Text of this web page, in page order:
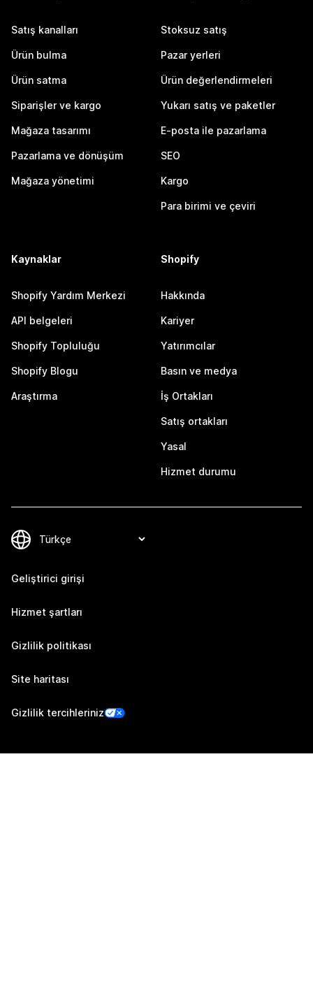
Satış kanalları
Ürün bulma
Ürün satma
Siparişler ve kargo
Mağaza tasarımı
Pazarlama ve dönüşüm
Mağaza yönetimi
Stoksuz satış
Pazar yerleri
Ürün değerlendirmeleri
Yukarı satış ve paketler
E-posta ile pazarlama
SEO
Kargo
Para birimi ve çeviri
Kaynaklar
Shopify Yardım Merkezi
API belgeleri
Shopify Topluluğu
Shopify Blogu
Araştırma
Shopify
Hakkında
Kariyer
Yatırımcılar
Basın ve medya
İş Ortakları
Satış ortakları
Yasal
Hizmet durumu
Geliştirici girişi
Hizmet şartları
Gizlilik politikası
Site haritası
Gizlilik tercihleriniz